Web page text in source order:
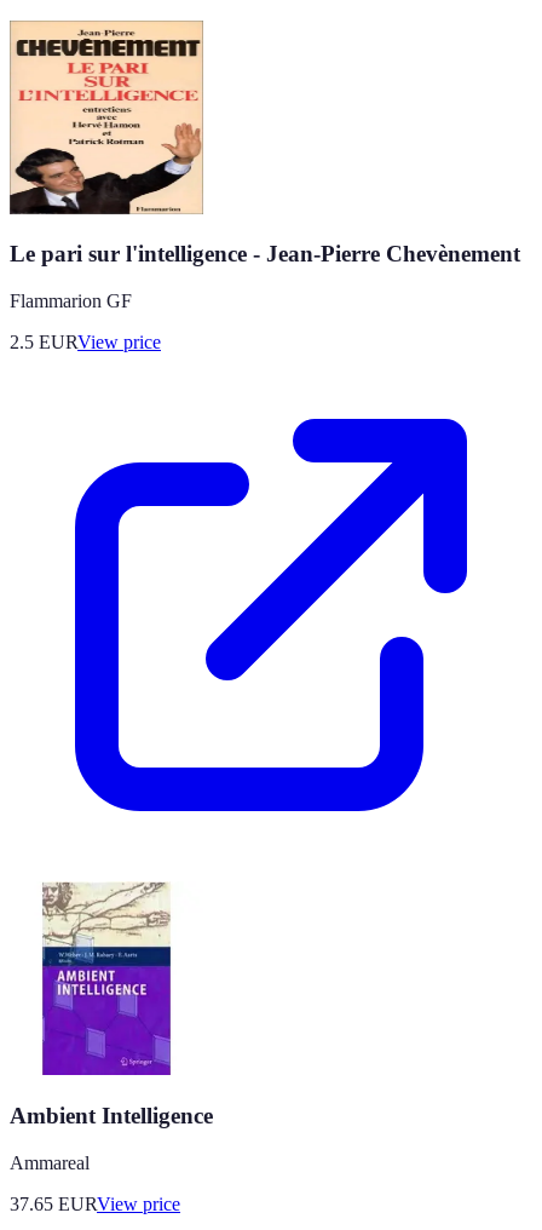
Le pari sur l'intelligence - Jean-Pierre Chevènement
Flammarion GF
2.5 EURView price
Ambient Intelligence
Ammareal
37.65 EURView price